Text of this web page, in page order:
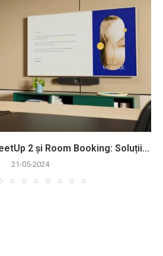
2 și Room Booking: Soluții...
21-05-2024